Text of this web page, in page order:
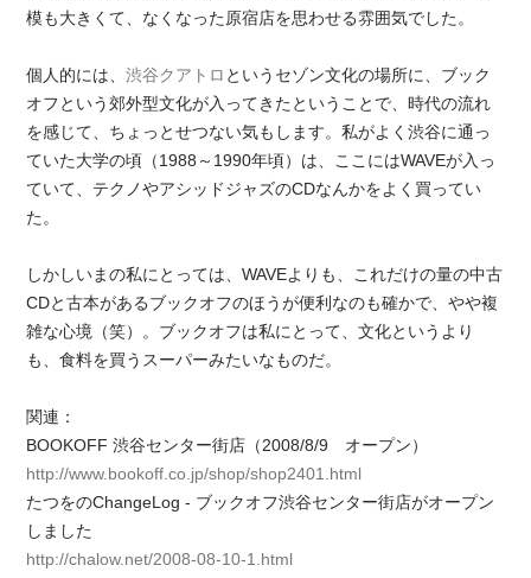
模も大きくて、なくなった原宿店を思わせる雰囲気でした。
個人的には、渋谷クアトロ というセゾン文化の場所に、ブック
オフという郊外型文化が入ってきたということで、時代の流れ
を感じて、ちょっとせつない気もします。私がよく渋谷に通っ
ていた大学の頃（1988～1990年頃）は、ここにはWAVEが入っ
ていて、テクノやアシッドジャズのCDなんかをよく買ってい
た。
しかしいまの私にとっては、WAVEよりも、これだけの量の中古
CDと古本があるブックオフのほうが便利なのも確かで、やや複
雑な心境（笑）。ブックオフは私にとって、文化というより
も、食料を買うスーパーみたいなものだ。
関連：
BOOKOFF 渋谷センター街店（2008/8/9 オープン）
http://www.bookoff.co.jp/shop/shop2401.html
たつをのChangeLog - ブックオフ渋谷センター街店がオープン
しました
http://chalow.net/2008-08-10-1.html